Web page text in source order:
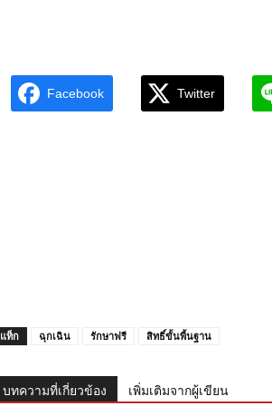
Facebook Twitter
แท็ก ฉุกเฉิน รักษาฟรี สิทธิ์ขั้นพื้นฐาน
บทความที่เกี่ยวข้อง เพิ่มเติมจากผู้เขียน